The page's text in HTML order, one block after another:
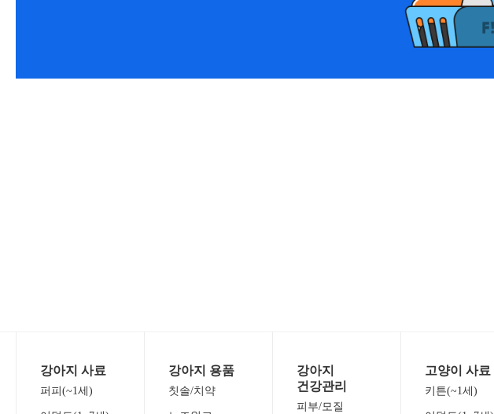
강아지 사료
퍼피(~1세)
강아지 용품
칫솔/치약
강아지
건강관리
피부/모질
고양이 사료
키튼(~1세)